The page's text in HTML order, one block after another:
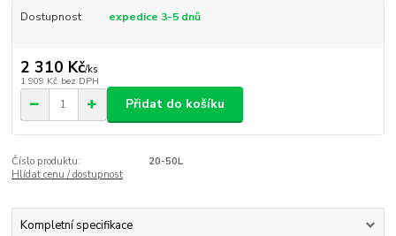
Dostupnost expedice 3-5 dnů
2 310 Kč/ks
1 909 Kč bez DPH
Přidat do košíku
Číslo produktu:
20-50L
Hlídat cenu / dostupnost
Kompletní specifikace